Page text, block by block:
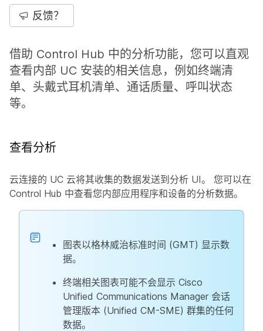
反馈？
借助 Control Hub 中的分析功能，您可以直观
查看内部 UC 安装的相关信息，例如终端清
单、头戴式耳机清单、通话质量、呼叫状态
等。
查看分析
云连接的 UC 云将其收集的数据发送到分析 UI。 您可以在
Control Hub 中查看您内部应用程序和设备的分析数据。
图表以格林威治标准时间 (GMT) 显示数
据。
终端相关图表可能不会显示 Cisco
Unified Communications Manager 会话
管理版本 (Unified CM-SME) 群集的任何
数据。